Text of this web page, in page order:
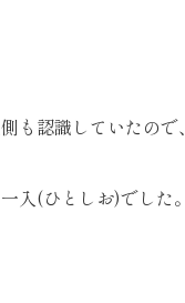
も認識していたので、
入(ひとしお)でした。